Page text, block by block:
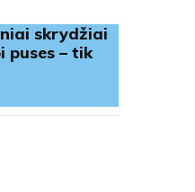
skrydžiai
puses – tik